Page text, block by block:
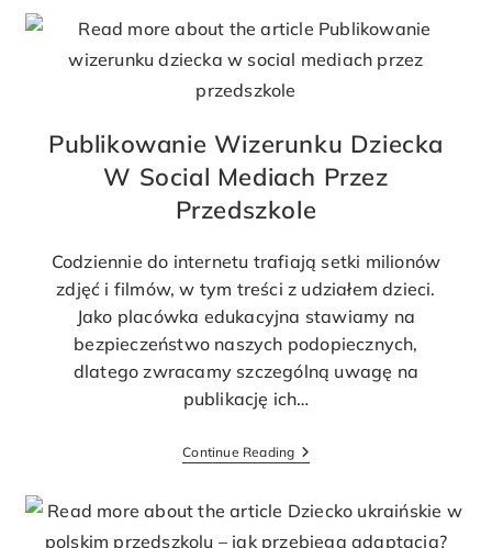
Publikowanie Wizerunku Dziecka
W Social Mediach Przez
Przedszkole
Codziennie do internetu trafiają setki milionów
zdjęć i filmów, w tym treści z udziałem dzieci.
Jako placówka edukacyjna stawiamy na
bezpieczeństwo naszych podopiecznych,
dlatego zwracamy szczególną uwagę na
publikację ich…
Continue Reading